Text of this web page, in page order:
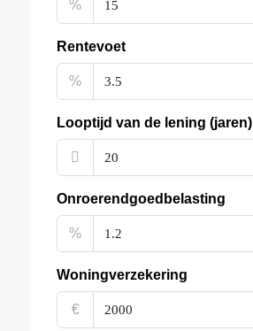
%
Rentevoet
%
Looptijd van de lening (jaren)
Onroerendgoedbelasting
%
Woningverzekering
€